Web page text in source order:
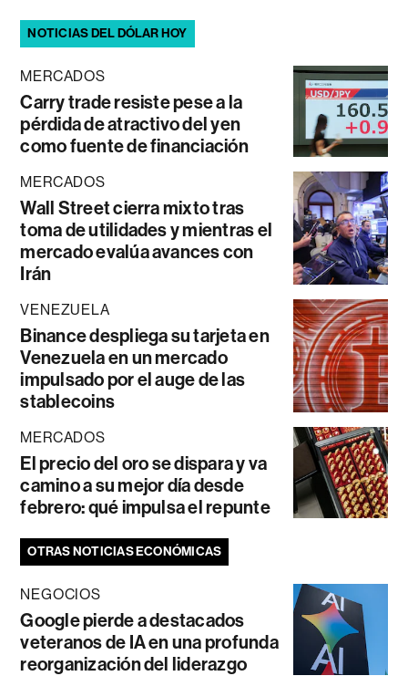
NOTICIAS DEL DÓLAR HOY
MERCADOS
Carry trade resiste pese a la
pérdida de atractivo del yen
como fuente de financiación
MERCADOS
Wall Street cierra mixto tras
toma de utilidades y mientras el
mercado evalúa avances con
Irán
VENEZUELA
Binance despliega su tarjeta en
Venezuela en un mercado
impulsado por el auge de las
stablecoins
MERCADOS
El precio del oro se dispara y va
camino a su mejor día desde
febrero: qué impulsa el repunte
OTRAS NOTICIAS ECONÓMICAS
NEGOCIOS
Google pierde a destacados
veteranos de IA en una profunda
reorganización del liderazgo